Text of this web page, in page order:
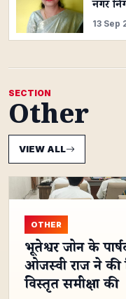
नगर
13 Sep
SECTION
Other
VIEW ALL
OTHER
भूतेश्वर जोन के
ओजस्वी राज ने
विस्तृत समीक्षा की